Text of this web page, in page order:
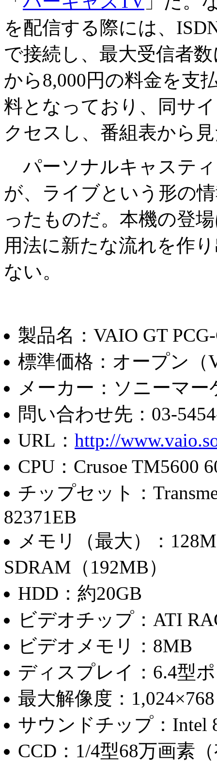
を配信する際には、
で接続し、最大受信者
から8,000円の料金を支
料となっており、同サ
クセスし、番組表から
パーソナルキャステ
が、ライブという形の
ったものだ。本機の登
用法に新たな流れを作
ない。
製品名：VAIO GT
標準価格：オープン（
メーカー：ソニーマ
問い合わせ先：03-
URL： http://
CPU：Crusoe TM5600
チップセット：
82371EB
メモリ（最大）：
SDRAM（192MB）
HDD：約20GB
ビデオチップ：ATI
ビデオメモリ：8MB
ディスプレイ：6.4型
最大解像度：
サウンドチップ：Intel
CCD：1/4型68万画素